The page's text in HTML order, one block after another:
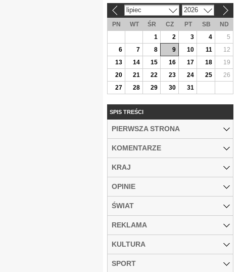
lipiec 2026
PN WT ŚR CZ PT SB
ND
1
2 3 4
5
6
7 8 9 10 11
12
13
14 15 16 17 18
19
20
21 22 23 24 25
26
27
28 29 30 31
SPIS TREŚCI
PIERWSZA STRONA
KOMENTARZE
KRAJ
OPINIE
ŚWIAT
REKLAMA
KULTURA
SPORT